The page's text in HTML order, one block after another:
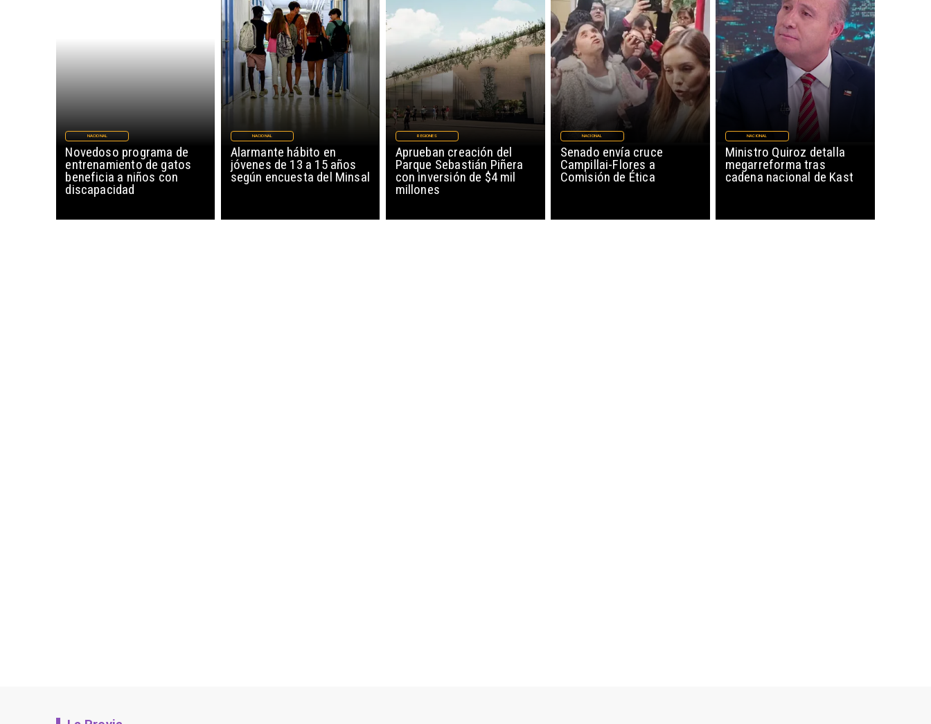
Novedoso programa de
entrenamiento de gatos
beneficia a niños con
discapacidad
NACIONAL
Alarmante hábito en
jóvenes de 13 a 15 años
según encuesta del Minsal
NACIONAL
Aprueban creación del
Parque Sebastián Piñera
con inversión de $4 mil
millones
REGIONES
Senado envía cruce
Campillai-Flores a
Comisión de Ética
NACIONAL
Ministro Quiroz detalla
megarreforma tras
cadena nacional de Kast
NACIONAL